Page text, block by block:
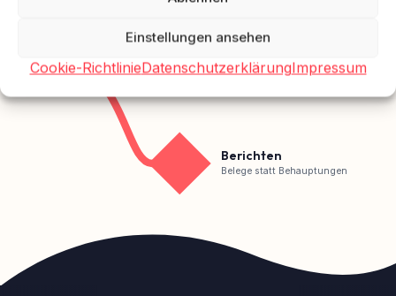
Einstellungen ansehen
Cookie-RichtlinieDatenschutzerklärungImpressum
Planen
Wirkungslogik, Ziele, Indikatoren
Berichten
Belege statt Behauptungen